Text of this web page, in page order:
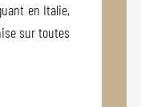
en Italie,
sur toutes